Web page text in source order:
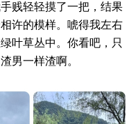
贱轻轻摸了一把，结果
许的模样。唬得我左右
叶草丛中。你看吧，只
男一样渣啊。